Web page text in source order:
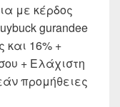
με κέρδος
gurandee
και 16% +
+ Ελάχιστη
προμήθειες
Review